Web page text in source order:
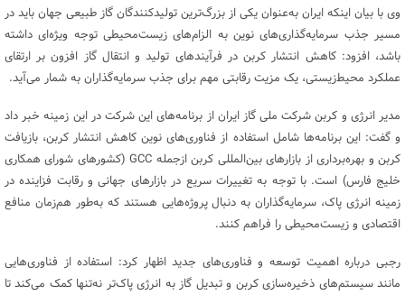
وی با بیان اینکه ایران به‌عنوان یکی از بزرگ‌ترین تولیدکنندگان گاز طبیعی جهان باید در
مسیر جذب سرمایه‌گذاری‌های نوین به الزام‌های زیست‌محیطی توجه ویژه‌ای داشته
باشد، افزود: کاهش انتشار کربن در فرآیندهای تولید و انتقال گاز افزون بر ارتقای
عملکرد محیط‌زیستی، یک مزیت رقابتی مهم برای جذب سرمایه‌گذاران به شمار می‌آید.
مدیر انرژی و کربن شرکت ملی گاز ایران از برنامه‌های این شرکت در این زمینه خبر داد
و گفت: این برنامه‌ها شامل استفاده از فناوری‌های نوین کاهش انتشار کربن، بازیافت
کربن و بهره‌برداری از بازارهای بین‌المللی کربن ازجمله GCC (کشورهای شورای همکاری
خلیج فارس) است. با توجه به تغییرات سریع در بازارهای جهانی و رقابت فزاینده در
زمینه انرژی پاک، سرمایه‌گذاران به دنبال پروژه‌هایی هستند که به‌طور هم‌زمان منافع
اقتصادی و زیست‌محیطی را فراهم کنند.
رجبی درباره اهمیت توسعه و فناوری‌های جدید اظهار کرد: استفاده از فناوری‌هایی
مانند سیستم‌های ذخیره‌سازی کربن و تبدیل گاز به انرژی پاک‌تر نه‌تنها کمک می‌کند تا